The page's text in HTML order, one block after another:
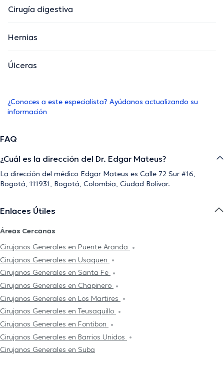
Cirugía digestiva
Hernias
Úlceras
¿Conoces a este especialista? Ayúdanos actualizando su
información
FAQ
¿Cuál es la dirección del Dr. Edgar Mateus?
La dirección del médico Edgar Mateus es Calle 72 Sur #16,
Bogotá, 111931, Bogotá, Colombia, Ciudad Bolivar.
Enlaces Útiles
Áreas Cercanas
Cirujanos Generales en Puente Aranda
Cirujanos Generales en Usaquen
Cirujanos Generales en Santa Fe
Cirujanos Generales en Chapinero
Cirujanos Generales en Los Martires
Cirujanos Generales en Teusaquillo
Cirujanos Generales en Fontibon
Cirujanos Generales en Barrios Unidos
Cirujanos Generales en Suba